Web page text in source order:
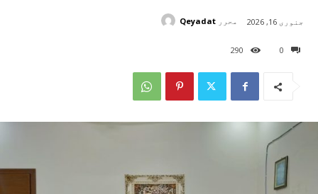
0
290
جنوری 16, 2026 محرر Qeyadat